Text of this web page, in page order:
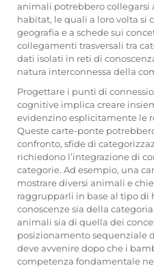
animali potrebbero collegarsi
habitat, le quali a loro volta si
geografia e a schede sui
collegamenti trasversali tra
dati isolati in reti di
natura interconnessa della
Progettare i punti di
cognitive implica creare
evidenzino esplicitamente le
Queste carte-ponte
confronto, sfide di
richiedono l’integrazione di
categorie. Ad esempio, una
mostrare diversi animali e
raggrupparli in base al tipo di
conoscenze sia della
animali sia di quella dei
posizionamento sequenziale
deve avvenire dopo che i
competenza fondamentale